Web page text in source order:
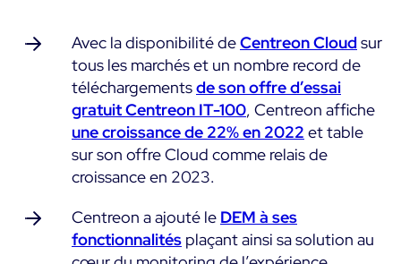
Avec la disponibilité deCentreon Cloudsur
tous les marchés et un nombre record de
téléchargementsde son offre d’essai
gratuit Centreon IT-100, Centreon affiche
une croissance de 22% en 2022 et table
sur son offre Cloud comme relais de
croissance en 2023.
Centreon a ajouté le DEM à ses
fonctionnalités plaçant ainsi sa solution au